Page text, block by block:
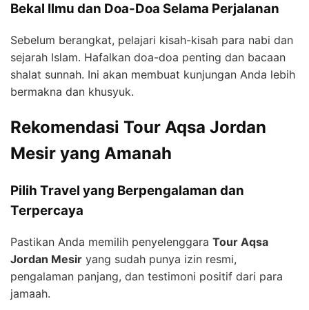
Bekal Ilmu dan Doa-Doa Selama Perjalanan
Sebelum berangkat, pelajari kisah-kisah para nabi dan
sejarah Islam. Hafalkan doa-doa penting dan bacaan
shalat sunnah. Ini akan membuat kunjungan Anda lebih
bermakna dan khusyuk.
Rekomendasi Tour Aqsa Jordan
Mesir yang Amanah
Pilih Travel yang Berpengalaman dan
Terpercaya
Pastikan Anda memilih penyelenggara Tour Aqsa
Jordan Mesir yang sudah punya izin resmi,
pengalaman panjang, dan testimoni positif dari para
jamaah.